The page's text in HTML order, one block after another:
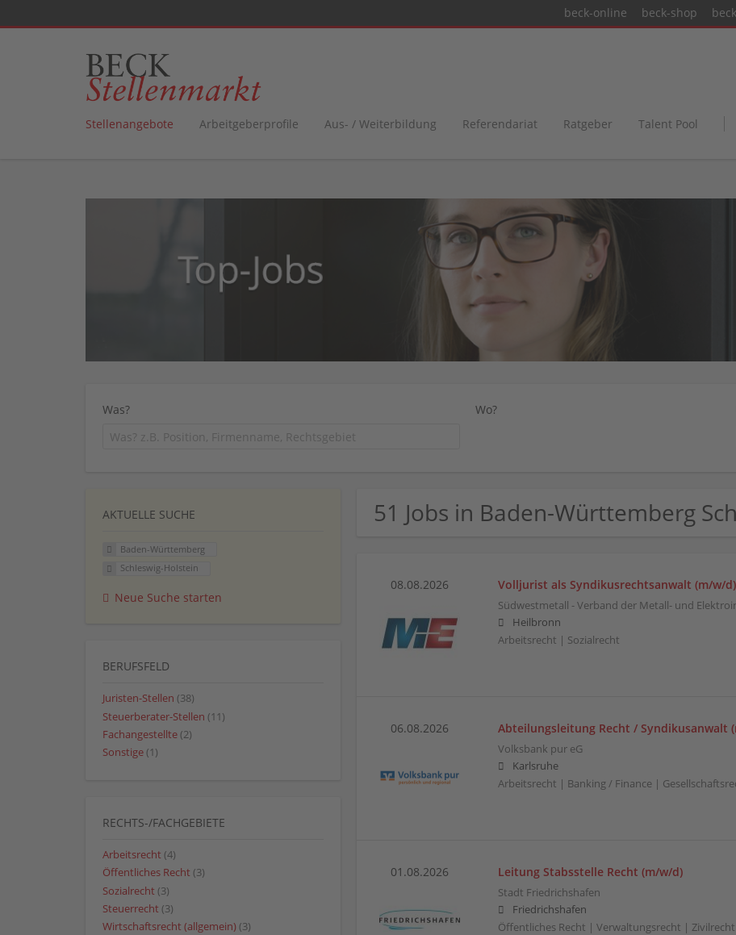
beck-online beck-shop
Stellenangebote Arbeitgeberprofile Aus- / Weiterbildung Referendariat Ratgeber Talent Pool
Was? Wo?
51 Jobs in Baden-Württemberg
08.08.2026 Volljurist als Syndikusrechtsanwalt (m/w/d)
Südwestmetall - Verband der Metall- und
Heilbronn
Arbeitsrecht | Sozialrecht
06.08.2026 Abteilungsleitung Recht / Syndikusanwalt
Volksbank pur eG
Karlsruhe
Arbeitsrecht | Banking / Finance |
01.08.2026 Leitung Stabsstelle Recht (m/w/d)
Stadt Friedrichshafen
Friedrichshafen
Öffentliches Recht | Verwaltungsrecht | Zivilrecht
AKTUELLE SUCHE
Baden-Württemberg
Schleswig-Holstein
Neue Suche starten
BERUFSFELD
Juristen-Stellen (38)
Steuerberater-Stellen (11)
Fachangestellte (2)
Sonstige (1)
RECHTS-/FACHGEBIETE
Arbeitsrecht (4)
Öffentliches Recht (3)
Sozialrecht (3)
Steuerrecht (3)
Wirtschaftsrecht (allgemein) (3)